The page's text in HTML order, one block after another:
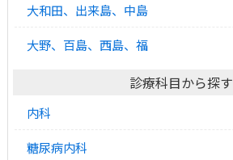
大和田、出来島、中島
大野、百島、西島、福
診療科目から探す
内科
糖尿病内科